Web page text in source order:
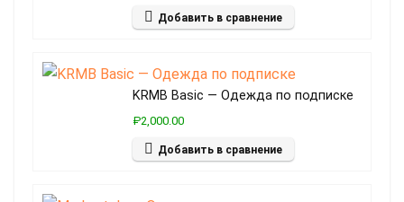
Добавить в сравнение
KRMB Basic — Одежда по подписке
₽2,000.00
Добавить в сравнение